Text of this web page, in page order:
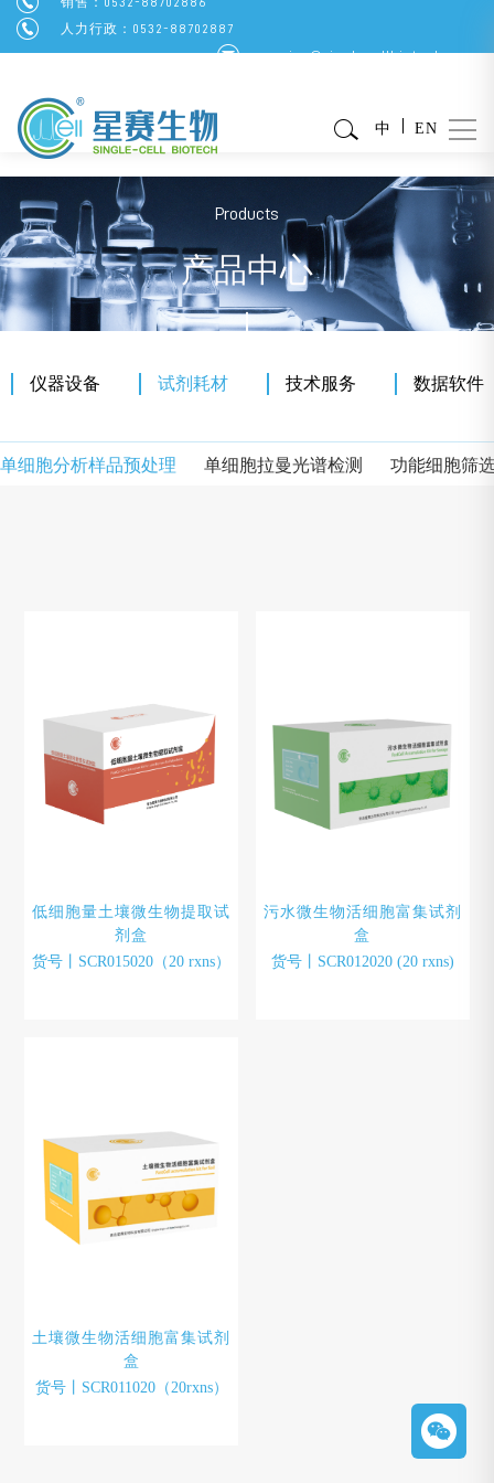
销售：0532-88702886
人力行政：0532-88702887
service@singlecellbiotech.com
中 EN
Products
产品中心
仪器设备 试剂耗材 技术服务 数据软件
单细胞分析样品预处理 单细胞拉曼光谱检测 功能细胞筛
低细胞量土壤微生物提取试
剂盒
货号丨SCR015020（20 rxns）
污水微生物活细胞富集试剂
盒
货号丨SCR012020 (20 rxns)
土壤微生物活细胞富集试剂
盒
货号丨SCR011020（20rxns）